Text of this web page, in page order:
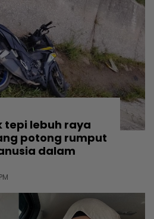
tepi lebuh raya
potong rumput
dalam